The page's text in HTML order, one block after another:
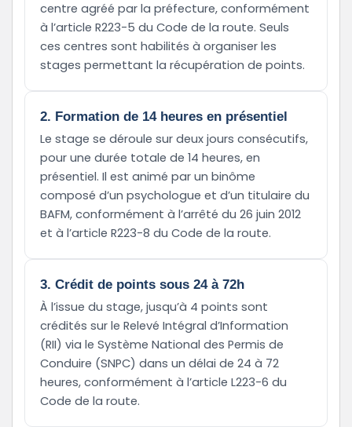
centre agréé par la préfecture, conformément
à l’article R223-5 du Code de la route. Seuls
ces centres sont habilités à organiser les
stages permettant la récupération de points.
2. Formation de 14 heures en présentiel
Le stage se déroule sur deux jours consécutifs,
pour une durée totale de 14 heures, en
présentiel. Il est animé par un binôme
composé d’un psychologue et d’un titulaire du
BAFM, conformément à l’arrêté du 26 juin 2012
et à l’article R223-8 du Code de la route.
3. Crédit de points sous 24 à 72h
À l’issue du stage, jusqu’à 4 points sont
crédités sur le Relevé Intégral d’Information
(RII) via le Système National des Permis de
Conduire (SNPC) dans un délai de 24 à 72
heures, conformément à l’article L223-6 du
Code de la route.